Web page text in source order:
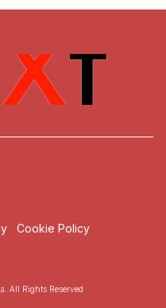
Cookie Policy
All Rights Reserved